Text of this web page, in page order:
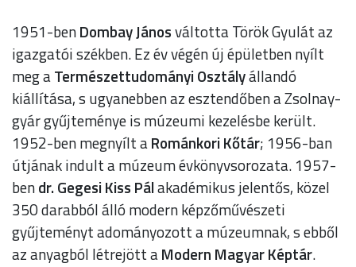
1951-benDombay Jánosváltotta Török Gyulát az
igazgatói székben. Ez év végén új épületben nyílt
meg aTermészettudományi Osztályállandó
kiállítása, s ugyanebben az esztendőben a Zsolnay-
gyár gyűjteménye is múzeumi kezelésbe került.
1952-ben megnyílt aRománkori Kőtár; 1956-ban
útjának indult a múzeum évkönyvsorozata. 1957-
bendr. Gegesi Kiss Pálakadémikus jelentős, közel
350 darabból álló modern képzőművészeti
gyűjteményt adományozott a múzeumnak, s ebből
az anyagból létrejött aModern Magyar Képtár.